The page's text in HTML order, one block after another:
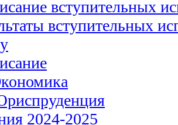
вступительных
вступительных
2024-2025